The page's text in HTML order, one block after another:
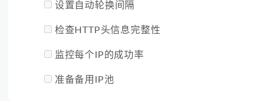
设置自动轮换间隔
检查HTTP头信息完整性
监控每个IP的成功率
准备备用IP池